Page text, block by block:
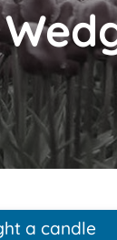
a candle